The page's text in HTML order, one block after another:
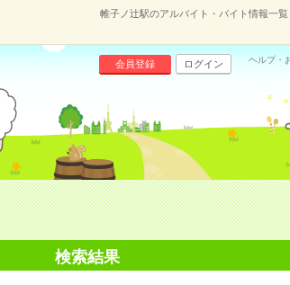
帷子ノ辻駅のアルバイト・バイト情報一
会員登録 ログイン ヘルプ・
検索結果